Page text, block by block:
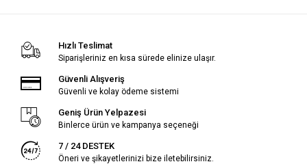
Hızlı Teslimat
Siparişleriniz en kısa sürede elinize ulaşır.
Güvenli Alışveriş
Güvenli ve kolay ödeme sistemi
Geniş Ürün Yelpazesi
Binlerce ürün ve kampanya seçeneği
7 / 24 DESTEK
Öneri ve şikayetlerinizi bize iletebilirsiniz.